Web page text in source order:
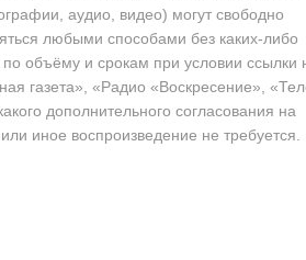
аудио, видео) могут свободно
любыми способами без каких-либо
объёму и срокам при условии ссылки
газета», «Радио «Воскресение»,
дополнительного согласования на
иное воспроизведение не требуется.